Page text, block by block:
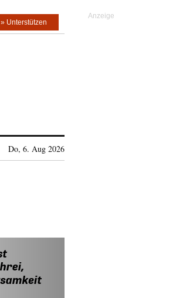
» Unterstützen
Do, 6. Aug 2026